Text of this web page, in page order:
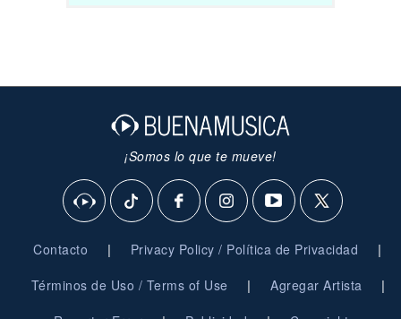
¡Somos lo que te mueve!
Contacto | Privacy Policy / Política de Privacidad |
Términos de Uso / Terms of Use | Agregar Artista |